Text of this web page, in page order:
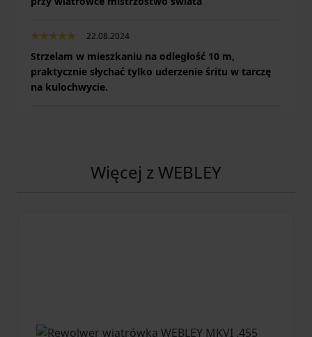
22.08.2024
Strzelam w mieszkaniu na odległość 10 m,
praktycznie słychać tylko uderzenie śritu w tarczę
na kulochwycie.
Więcej z WEBLEY